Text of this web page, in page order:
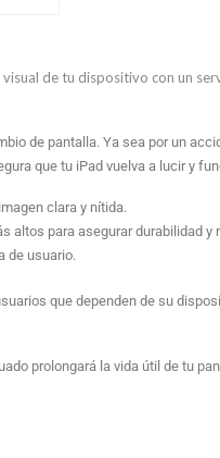
de tu dispositivo con un
de pantalla. Ya sea por un
que tu iPad vuelva a lucir y
clara y nítida.
altos para asegurar durabilidad y
de usuario.
que dependen de su
prolongará la vida útil de tu